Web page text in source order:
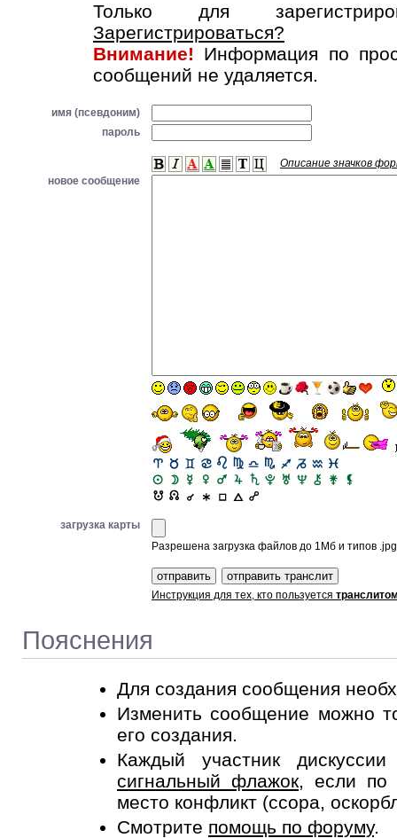
Только для
Зарегистрироваться?
Внимание! Информация по
сообщений не удаляется.
имя (псевдоним)
пароль
Описание значков
новое сообщение
загрузка карты
Разрешена загрузка файлов до 1Мб и типов
Инструкция для тех, кто пользуется
Пояснения
Для создания сообщения
Изменить сообщение можно
его создания.
Каждый участник
сигнальный флажок, если по
место конфликт (ссора,
Смотрите помощь по форуму.